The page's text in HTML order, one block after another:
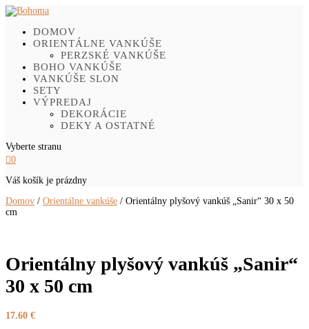
DOMOV
ORIENTÁLNE VANKÚŠE
PERZSKÉ VANKÚŠE
BOHO VANKÚŠE
VANKÚŠE SLON
SETY
VÝPREDAJ
DEKORÁCIE
DEKY A OSTATNÉ
Vyberte stranu
0
Váš košík je prázdny
Domov / Orientálne vankúše / Orientálny plyšový vankúš „Sanir“ 30 x 50
cm
Orientálny plyšový vankúš „Sanir“
30 x 50 cm
17.60 €